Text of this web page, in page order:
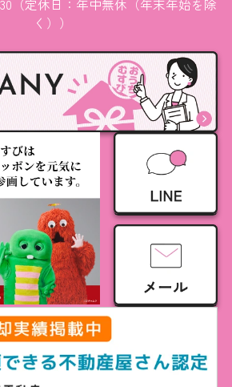
（定休日：年中無休（年末年始を除
く））